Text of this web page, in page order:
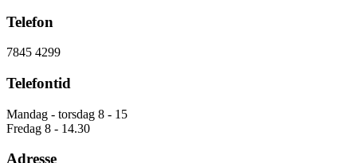
Telefon
7845 4299
Telefontid
Mandag - torsdag 8 - 15
Fredag 8 - 14.30
Adresse